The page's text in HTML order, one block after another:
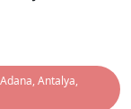
Antalya,